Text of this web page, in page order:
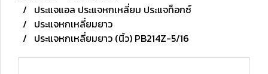
ประแจแอล ประแจหกเหลี่ยม ประแจท็อกซ์
ประแจหกเหลี่ยมยาว
ประแจหกเหลี่ยมยาว (นิ้ว) PB214Z-5/16